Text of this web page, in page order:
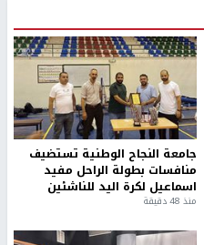
جامعة النجاح الوطنية تستضيف
منافسات بطولة الراحل مفيد
اسماعيل لكرة اليد للناشئين
منذ 48 دقيقة